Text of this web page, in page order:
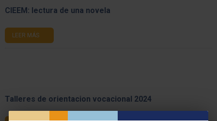
CIEEM: lectura de una novela
LEER MÁS
Talleres de orientacion vocacional 2024